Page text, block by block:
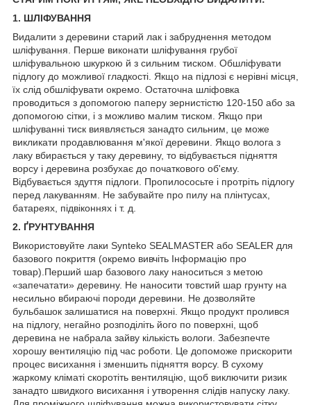
1. ШЛІФУВАННЯ
Видалити з деревини старий лак і забруднення методом
шліфування. Перше виконати шліфування грубої
шліфувальною шкуркою й з сильним тиском. Обшліфувати
підлогу до можливої гладкості. Якщо на підлозі є нерівні місця,
їх слід обшліфувати окремо. Остаточна шліфовка
проводиться з допомогою паперу зернистістю 120-150 або за
допомогою сітки, і з можливо малим тиском. Якщо при
шліфуванні тиск виявляється занадто сильним, це може
викликати продавлювання м'якої деревини. Якщо волога з
лаку вбирається у таку деревину, то відбувається підняття
ворсу і деревина розбухає до початкового об'єму.
Відбувається здуття підлоги. Пропилососьте і протріть підлогу
перед лакуванням. Не забувайте про пилу на плінтусах,
батареях, підвіконнях і т. д.
2. ҐРУНТУВАННЯ
Використовуйте лаки Synteko SEALMASTER або SEALER для
базового покриття (окремо вивчіть Інформацію про
товар).Перший шар базового лаку наноситься з метою
«запечатати» деревину. Не наносити товстий шар грунту на
несильно вбираючі породи деревини. Не дозволяйте
бульбашок залишатися на поверхні. Якщо продукт пролився
на підлогу, негайно розподіліть його по поверхні, щоб
деревина не набрала зайву кількість вологи. Забезпечте
хорошу вентиляцію під час роботи. Це допоможе прискорити
процес висихання і зменшить підняття ворсу. В сухому
жаркому кліматі скоротіть вентиляцію, щоб виключити ризик
занадто швидкого висихання і утворення слідів напуску лаку.